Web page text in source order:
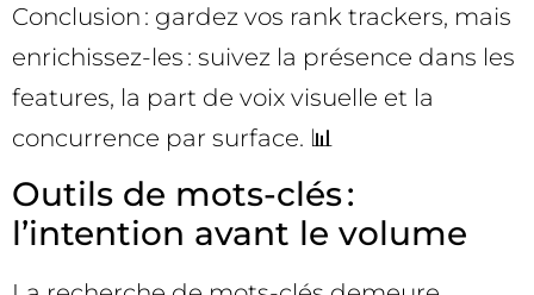
Conclusion : gardez vos rank trackers, mais
enrichissez-les : suivez la présence dans les
features, la part de voix visuelle et la
concurrence par surface. 📊
Outils de mots-clés :
l’intention avant le volume